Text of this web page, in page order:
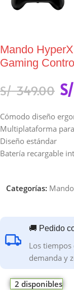
Mando
Gaming
S/349.00 S/
Cómodo diseño
Multiplataforma
Diseño estándar
Batería recargable
Categorías:
🚚 Pedido
Los tiempos
demanda y
2 disponibles